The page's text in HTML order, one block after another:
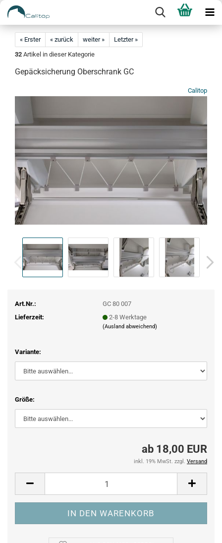
« Erster « zurück weiter »
Letzter »
32 Artikel in dieser Kategorie
Gepäcksicherung Oberschrank GC
Calitop
Art.Nr.:
GC 80 007
Lieferzeit:
2-8 Werktage
(Ausland abweichend)
Variante:
Größe:
ab 18,00 EUR
inkl. 19% MwSt. zzgl. Versand